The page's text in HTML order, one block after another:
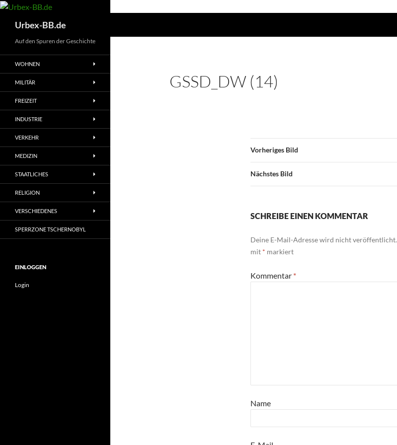
Urbex-BB.de
GSSD_DW (14)
Vorheriges Bild
Nächstes Bild
SCHREIBE EINEN KOMMENTAR
Deine E-Mail-Adresse wird nicht veröffentlicht.
mit * markiert
Kommentar *
Name
Auf den Spuren der Geschichte
WOHNEN
MILITÄR
FREIZEIT
INDUSTRIE
VERKEHR
MEDIZIN
STAATLICHES
RELIGION
VERSCHIEDENES
SPERRZONE TSCHERNOBYL
EINLOGGEN
Login